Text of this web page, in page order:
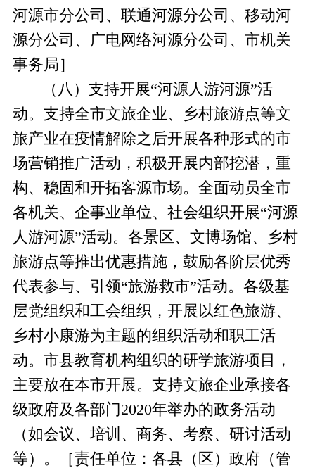
河源市分公司、联通河源分公司、移动河
源分公司、广电网络河源分公司 、市机关
事务局］
（八）支持开展“河源人游河源”活
动。 支持全市文旅企业、乡村旅游点等文
旅产业在疫情解除之后开展各种形式的市
场营销推广活动， 积极开展内部挖潜， 重
构、稳固和开拓客源市场。全面动员全市
各机关、企事业单位、社会组织开展“河源
人游河源”活动。各景区、文博场馆、乡村
旅游点等推出优惠措施，鼓励各阶层优秀
代表参与、引领“旅游救市”活动。各级基
层党组织和工会组织，开展以红色旅游、
乡村小康游为主题的组织活动和职工活
动。市县教育机构组织的研学旅游项目，
主要放在本市开展。 支持文旅企业承接各
级政府及各部门 2020年举办的政务活动
（如会议、培训、商务、考察、研讨活动
等） 。
［责任单位：各县（区）政府（管